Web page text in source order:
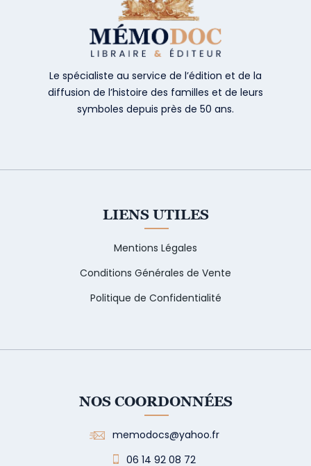
Le spécialiste au service de l’édition et de la
diffusion de l’histoire des familles et de leurs
symboles depuis près de 50 ans.
LIENS UTILES
Mentions Légales
Conditions Générales de Vente
Politique de Confidentialité
NOS COORDONNÉES
memodocs@yahoo.fr
06 14 92 08 72